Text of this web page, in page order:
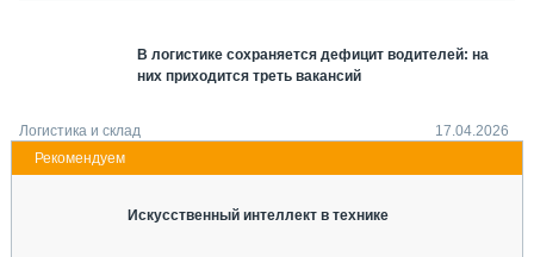
В логистике сохраняется дефицит водителей: на
них приходится треть вакансий
Логистика и склад 17.04.2026
Искусственный интеллект в технике